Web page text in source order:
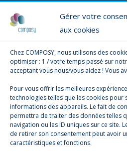
Gérer votre
aux cookies
Chez COMPOSY, nous utilisons des
optimiser : 1 / votre temps passé sur
acceptant vous nous/vous aidez ! Vous
Pour vous offrir les meilleures
technologies telles que les cookies pour
informations des appareils. Le fait de
permettra de traiter des données telles
navigation ou les ID uniques sur ce site.
de retirer son consentement peut avoir
caractéristiques et fonctions.
La Boutique
Composy ?
Formation